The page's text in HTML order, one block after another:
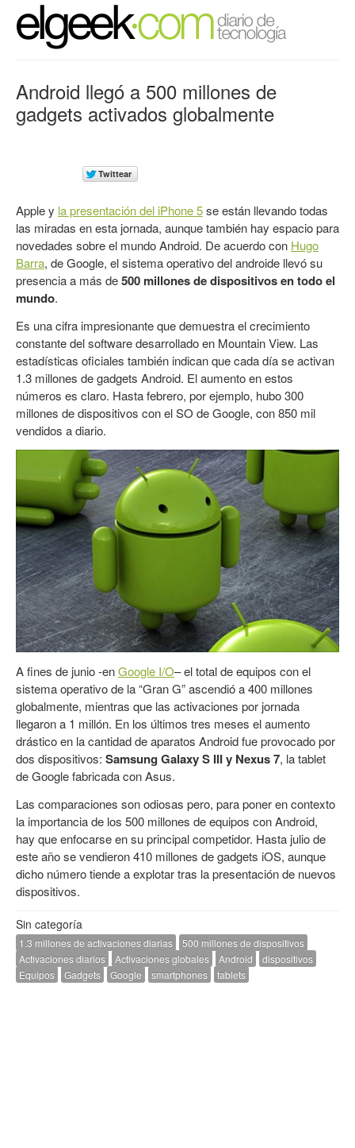
Android llegó a 500 millones de
gadgets activados globalmente
Apple y la presentación del iPhone 5se están llevando todas
las miradas en esta jornada, aunque también hay espacio para
novedades sobre el mundo Android. De acuerdo con Hugo
Barra, de Google, el sistema operativo del androide llevó su
presencia a más de500 millones de dispositivos en todo el
mundo.
Es una cifra impresionante que demuestra el crecimiento
constante del software desarrollado en Mountain View. Las
estadísticas oficiales también indican que cada día se activan
1.3 millones de gadgets Android. El aumento en estos
números es claro. Hasta febrero, por ejemplo, hubo 300
millones de dispositivos con el SO de Google, con 850 mil
vendidos a diario.
A fines de junio -enGoogle I/O– el total de equipos con el
sistema operativo de la “Gran G” ascendió a 400 millones
globalmente, mientras que las activaciones por jornada
llegaron a 1 millón. En los últimos tres meses el aumento
drástico en la cantidad de aparatos Android fue provocado por
dos dispositivos: Samsung Galaxy S III y Nexus 7, la tablet
de Google fabricada con Asus.
Las comparaciones son odiosas pero, para poner en contexto
la importancia de los 500 millones de equipos con Android,
hay que enfocarse en su principal competidor. Hasta julio de
este año se vendieron 410 millones de gadgets iOS, aunque
dicho número tiende a explotar tras la presentación de nuevos
dispositivos.
Sin categoría
1.3 millones de activaciones diarias
500 millones de dispositivos
Activaciones diarios
Activaciones globales Android
dispositivos
Equipos
Gadgets Google smartphones tablets